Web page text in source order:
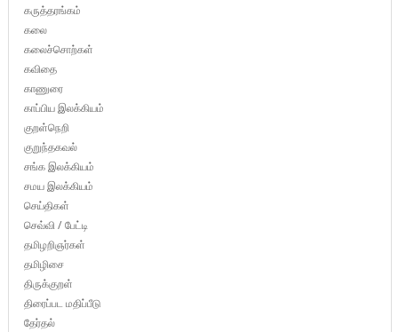
கருத்தரங்கம்
கலை
கலைச்சொற்கள்
கவிதை
காணுரை
காப்பிய இலக்கியம்
குறள்நெறி
குறுந்தகவல்
சங்க இலக்கியம்
சமய இலக்கியம்
செய்திகள்
செவ்வி / பேட்டி
தமிழறிஞர்கள்
தமிழிசை
திருக்குறள்
திரைப்பட மதிப்பீடு
தேர்தல்